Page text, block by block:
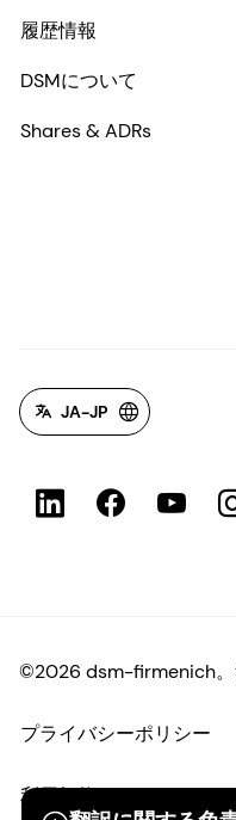
履歴情報
DSMについて
Shares & ADRs
JA-JP
©2026 dsm-firmenich。
プライバシーポリシー
利用規約